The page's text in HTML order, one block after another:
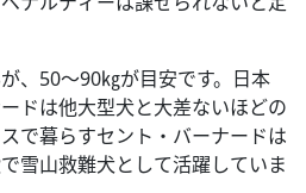
、50～90㎏が目安です。日本
ドは他大型犬と大差ないほどの
で暮らすセント・バーナードは
雪山救難犬として活躍していま